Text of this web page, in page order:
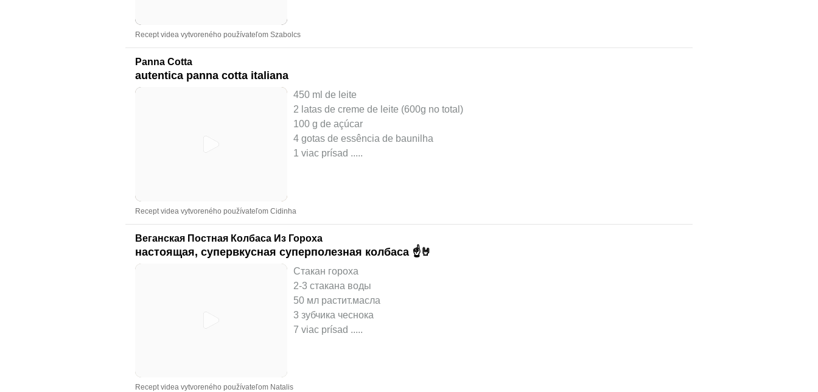
Recept videa vytvoreného používateľom Szabolcs
Panna Cotta
autentica panna cotta italiana
450 ml de leite
2 latas de creme de leite (600g no total)
100 g de açúcar
4 gotas de essência de baunilha
1 viac prísad .....
Recept videa vytvoreného používateľom Cidinha
Веганская Постная Колбаса Из Гороха
настоящая, супервкусная суперполезная колбаса ☝️🤘
Стакан гороха
2-3 стакана воды
50 мл растит.масла
3 зубчика чеснока
7 viac prísad ..
Recept videa vytvoreného používateľom Natalis